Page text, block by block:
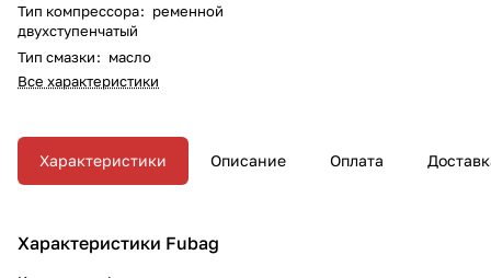
Тип компрессора: ременной
двухступенчатый
Тип смазки: масло
Все характеристики
Характеристики Описание Оплата
Характеристики Fubag